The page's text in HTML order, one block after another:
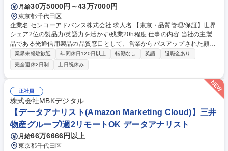
本トップ企業を支える
月給30万5000円～43万7000円
東京都千代田区
企業名 センコーアドバンス株式会社 求人名 【東京・品質管理/保証】世界
シェア2位の製品力/英語力を活かす/残業20h程度 仕事の内容 当社の主製
品である光通信用製品の品質窓口として、営業からパスアップされた顧客
からの問い合わせへの資料作成や説明をお任せします。品質向上のため、
連携している海外工場への改善指示も行っていただきます。 【具体的に
は】■国内に入荷した製品の受入検査■顧客クレーム対応（顧客への説明対
応、海外オフィスの担当及び仕入先と議論し原因調査、報告書翻訳・作成
など）■ISO9001＆14001監査＆関連書類作成対応■環境関連業務（製品の
成分分析データ収集・資料作成、関連する法令の確認など）■国内外仕入
先に対する品質指導・予防処置（訪問して品質改善・向上のための協議な
ど） 募集職種 【東京・品質管理/保証】世界シェア2位の製品力/英語力を
活かす/残業20h程度
業界未経験歓迎 年間休日120日以上 転勤なし 英語
退職金あり
完全週休2日制
土日祝休み
正社員
株式会社MBKデジタル
【データアナリスト(Amazon Marketing Cloud)】三井
物産グループ/週2リモートOK データアナリスト
月給66万6666円以上
東京都千代田区